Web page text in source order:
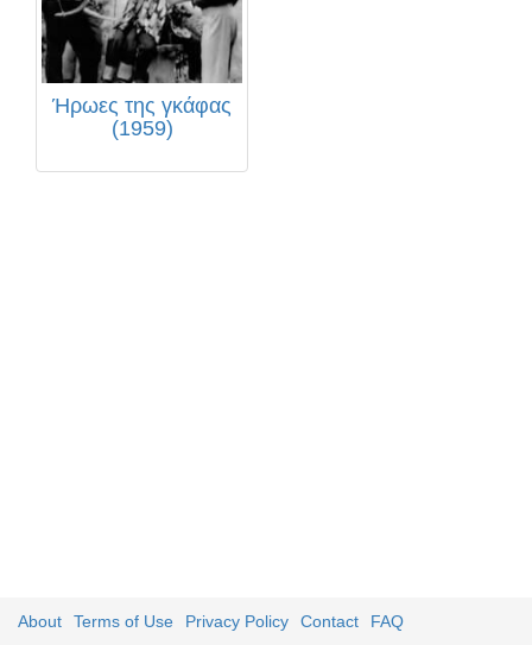
Ήρωες της γκάφας
(1959)
About Terms of Use Privacy Policy Contact FAQ